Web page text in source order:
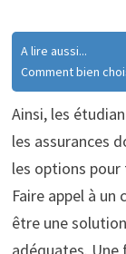
A lire aussi...
Comment bien
Ainsi, les
les assurances
les options
Faire appel à
être une